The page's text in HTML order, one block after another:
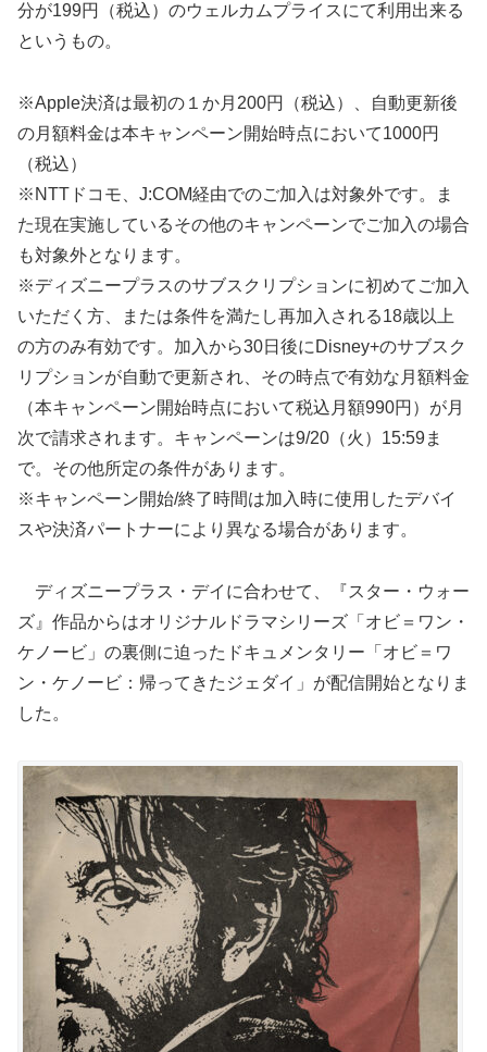
分が199円（税込）のウェルカムプライスにて利用出来る
というもの。
※Apple決済は最初の１か月200円（税込）、自動更新後
の月額料金は本キャンペーン開始時点において1000円
（税込）
※NTTドコモ、J:COM経由でのご加入は対象外です。ま
た現在実施しているその他のキャンペーンでご加入の場合
も対象外となります。
※ディズニープラスのサブスクリプションに初めてご加入
いただく方、または条件を満たし再加入される18歳以上
の方のみ有効です。加入から30日後にDisney+のサブスク
リプションが自動で更新され、その時点で有効な月額料金
（本キャンペーン開始時点において税込月額990円）が月
次で請求されます。キャンペーンは9/20（火）15:59ま
で。その他所定の条件があります。
※キャンペーン開始/終了時間は加入時に使用したデバイ
スや決済パートナーにより異なる場合があります。
ディズニープラス・デイに合わせて、『スター・ウォー
ズ』作品からはオリジナルドラマシリーズ「オビ＝ワン・
ケノービ」の裏側に迫ったドキュメンタリー「オビ＝ワ
ン・ケノービ：帰ってきたジェダイ」が配信開始となりま
した。